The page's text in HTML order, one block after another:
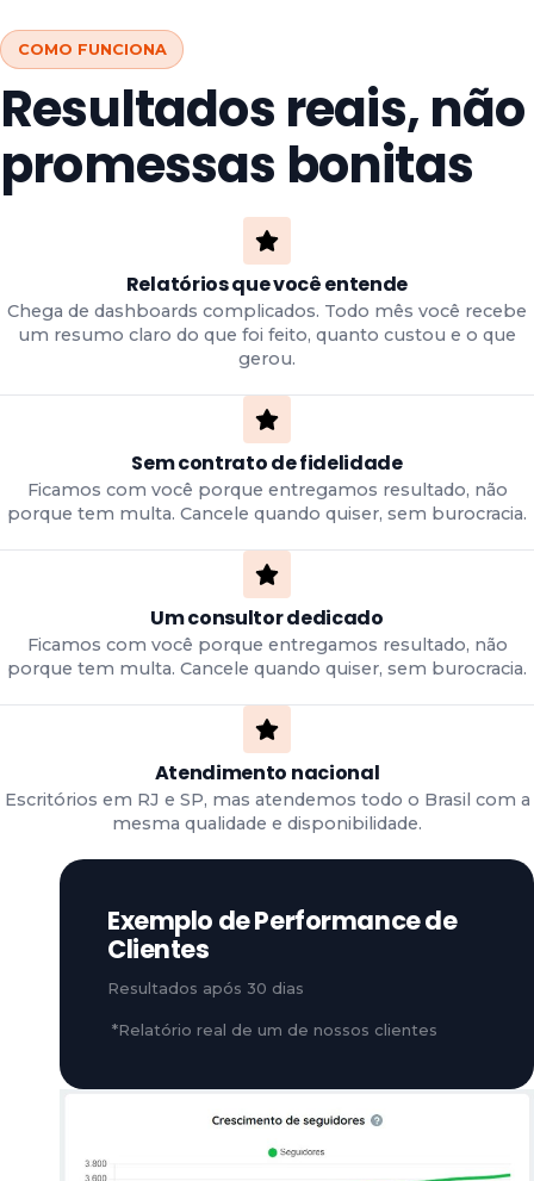
COMO FUNCIONA
Resultados reais, não
promessas bonitas
Relatórios que você entende
Chega de dashboards complicados. Todo mês você recebe
um resumo claro do que foi feito, quanto custou e o que
gerou.
Sem contrato de fidelidade
Ficamos com você porque entregamos resultado, não
porque tem multa. Cancele quando quiser, sem burocracia.
Um consultor dedicado
Ficamos com você porque entregamos resultado, não
porque tem multa. Cancele quando quiser, sem burocracia.
Atendimento nacional
Escritórios em RJ e SP, mas atendemos todo o Brasil com a
mesma qualidade e disponibilidade.
Exemplo de Performance de
Clientes
Resultados após 30 dias
*Relatório real de um de nossos clientes